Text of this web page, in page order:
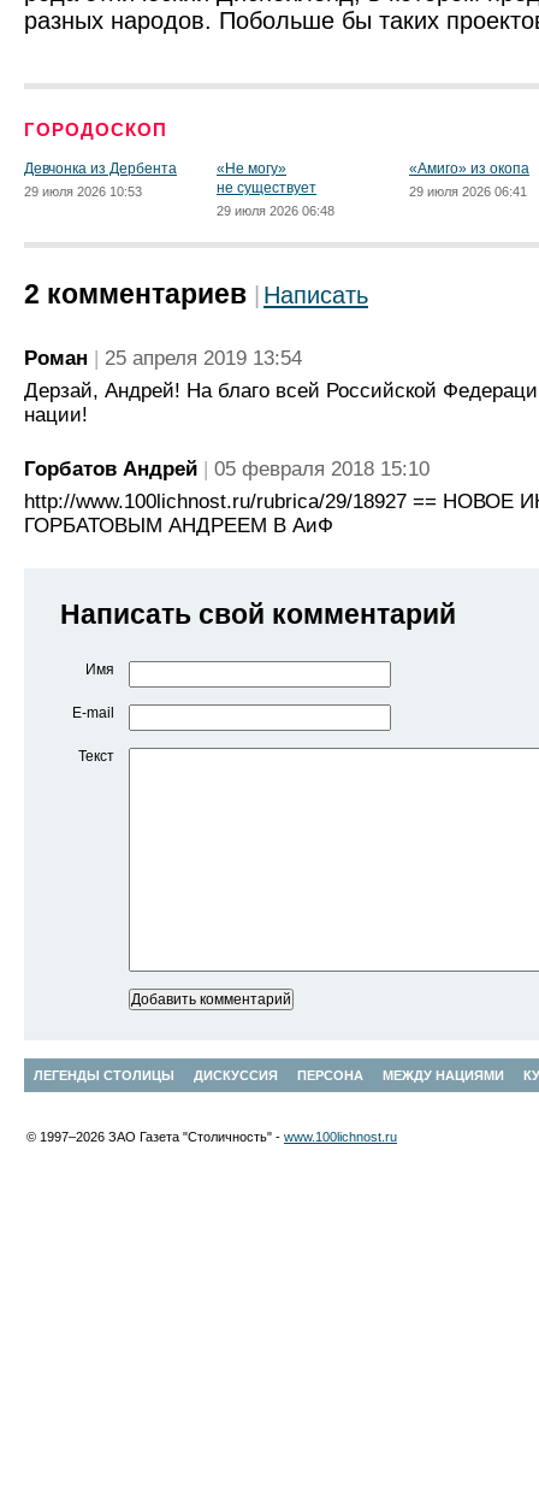
разных народов. Побольше бы таких
ГОРОДОСКОП
Девчонка из Дербента
29 июля 2026 10:53
«Не могу»
не существует
29 июля 2026 06:48
«Амиго» из окопа
29 июля 2026 06:41
2 комментариев Написать
Роман
25 апреля 2019 13:54
Дерзай, Андрей! На благо всей Российской
нации!
Горбатов Андрей
05 февраля 2018 15:10
http://www.100lichnost.ru/rubrica/29/18927 ==
ГОРБАТОВЫМ АНДРЕЕМ В АиФ
Написать свой комментарий
Имя
E-mail
Текст
ЛЕГЕНДЫ СТОЛИЦЫ ДИСКУССИЯ ПЕРСОНА МЕЖДУ НАЦИЯМИ
© 1997–2026 ЗАО Газета "Столичность" - www.100lichnost.ru